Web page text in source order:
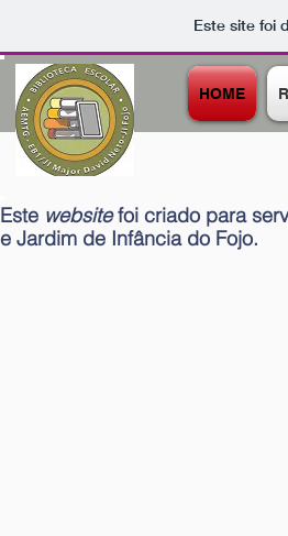
Este site foi
HOME
Este websitefoi criado para
e Jardim de Infância do Fojo.